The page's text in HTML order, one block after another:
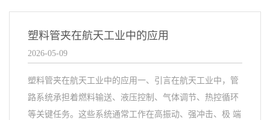
塑料管夹在航天工业中的应用
2026-05-09
塑料管夹在航天工业中的应用一、引言在航天工业中，管
路系统承担着燃料输送、液压控制、气体调节、热控循环
等关键任务。这些系统通常工作在高振动、强冲击、极 端